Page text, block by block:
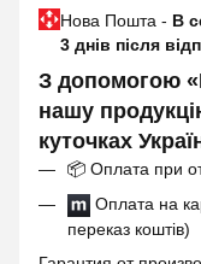
Нова Пошта - В
3 днів після
З допомогою
нашу
куточках
📦 Оплата при
Оплата на
переказ коштів)